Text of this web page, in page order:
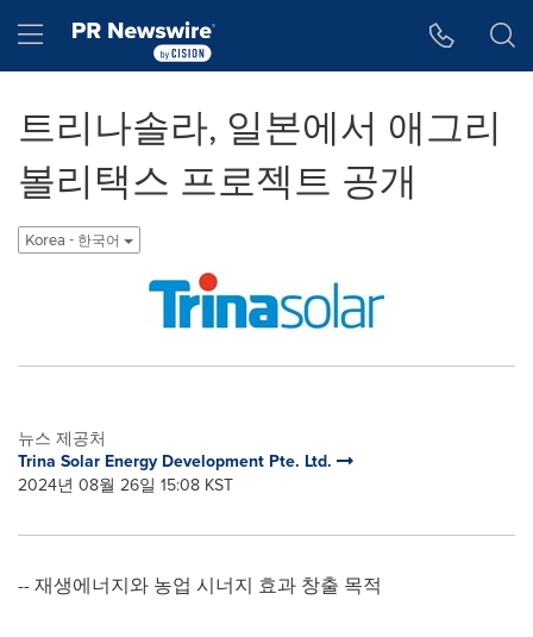
Hamburger menu
트리나솔라, 일본에서 애그리
볼리택스 프로젝트 공개
Korea - 한국어
뉴스 제공처
Trina Solar Energy Development Pte. Ltd.
2024년 08월 26일 15:08 KST
-- 재생에너지와 농업 시너지 효과 창출 목적